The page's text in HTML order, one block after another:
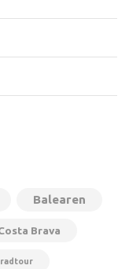
Balearen
Brava